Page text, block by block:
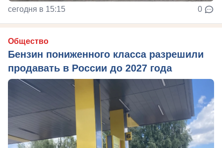
сегодня в 15:15 0
Общество
Бензин пониженного класса разрешили
продавать в России до 2027 года